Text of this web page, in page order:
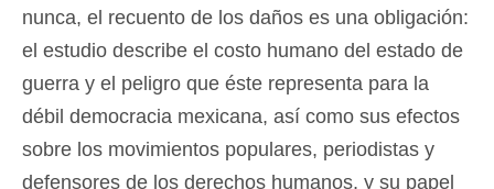
nunca, el recuento de los daños es una obligación:
el estudio describe el costo humano del estado de
guerra y el peligro que éste representa para la
débil democracia mexicana, así como sus efectos
sobre los movimientos populares, periodistas y
defensores de los derechos humanos, y su papel